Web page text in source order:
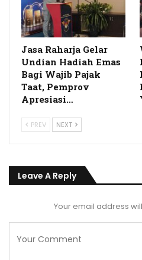
Jasa Raharja Gelar
Undian Hadiah Emas
Bagi Wajib Pajak
Taat, Pemprov
Apresiasi…
PREV NEXT
Leave A Reply
Your email address